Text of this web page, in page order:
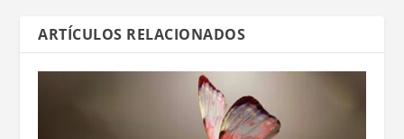
ARTÍCULOS RELACIONADOS